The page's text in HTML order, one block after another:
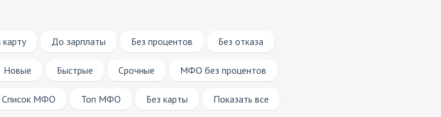
До зарплаты Без процентов Без отказа
Новые Быстрые Срочные МФО без процентов
Список МФО Топ МФО Без карты Показать все